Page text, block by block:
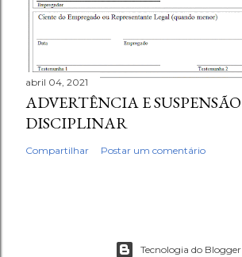
abril 04, 2021
ADVERTÊNCIA E SUSPENSÃO
DISCIPLINAR
Compartilhar Postar um comentário
Tecnologia do Blogger